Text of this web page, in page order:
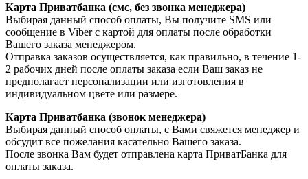
Карта Приватбанка (смс, без звонка менеджера)
Выбирая данный способ оплаты, Вы получите SMS или
сообщение в Viber с картой для оплаты после обработки
Вашего заказа менеджером.
Отправка заказов осуществляется, как правильно, в течение 1-
2 рабочих дней после оплаты заказа если Ваш заказ не
предполагает персонализации или изготовления в
индивидуальном цвете или размере.
Карта Приватбанка (звонок менеджера)
Выбирая данный способ оплаты, с Вами свяжется менеджер и
обсудит все пожелания касательно Вашего заказа.
После звонка Вам будет отправлена карта ПриватБанка для
оплаты заказа.